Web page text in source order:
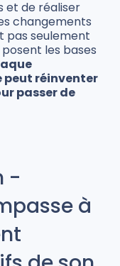
et de réaliser
changements
pas seulement
les bases
peut réinventer
passer de
-
à